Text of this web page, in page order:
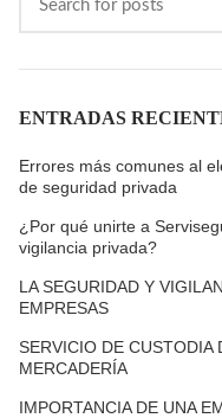
ENTRADAS
Errores más comunes al
de seguridad privada
¿Por qué unirte a
vigilancia privada?
LA SEGURIDAD Y
EMPRESAS
SERVICIO DE CUSTODIA
MERCADERÍA
IMPORTANCIA DE UNA